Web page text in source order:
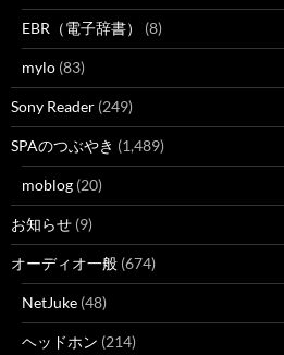
EBR（電子辞書） (8)
mylo (83)
Sony Reader (249)
SPAのつぶやき (1,489)
moblog (20)
お知らせ (9)
オーディオ一般 (674)
NetJuke (48)
ヘッドホン (214)